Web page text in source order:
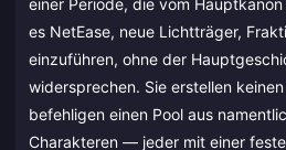
es NetEase, neue Lichtträger,
einzuführen, ohne der
widersprechen. Sie erstellen
befehligen einen Pool aus
Charakteren — jeder mit einer